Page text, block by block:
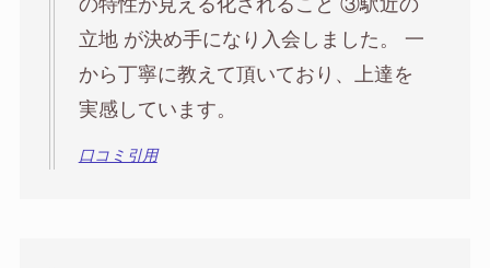
の特性が見える化されること ③駅近の
立地 が決め手になり入会しました。 一
から丁寧に教えて頂いており、上達を
実感しています。
口コミ引用